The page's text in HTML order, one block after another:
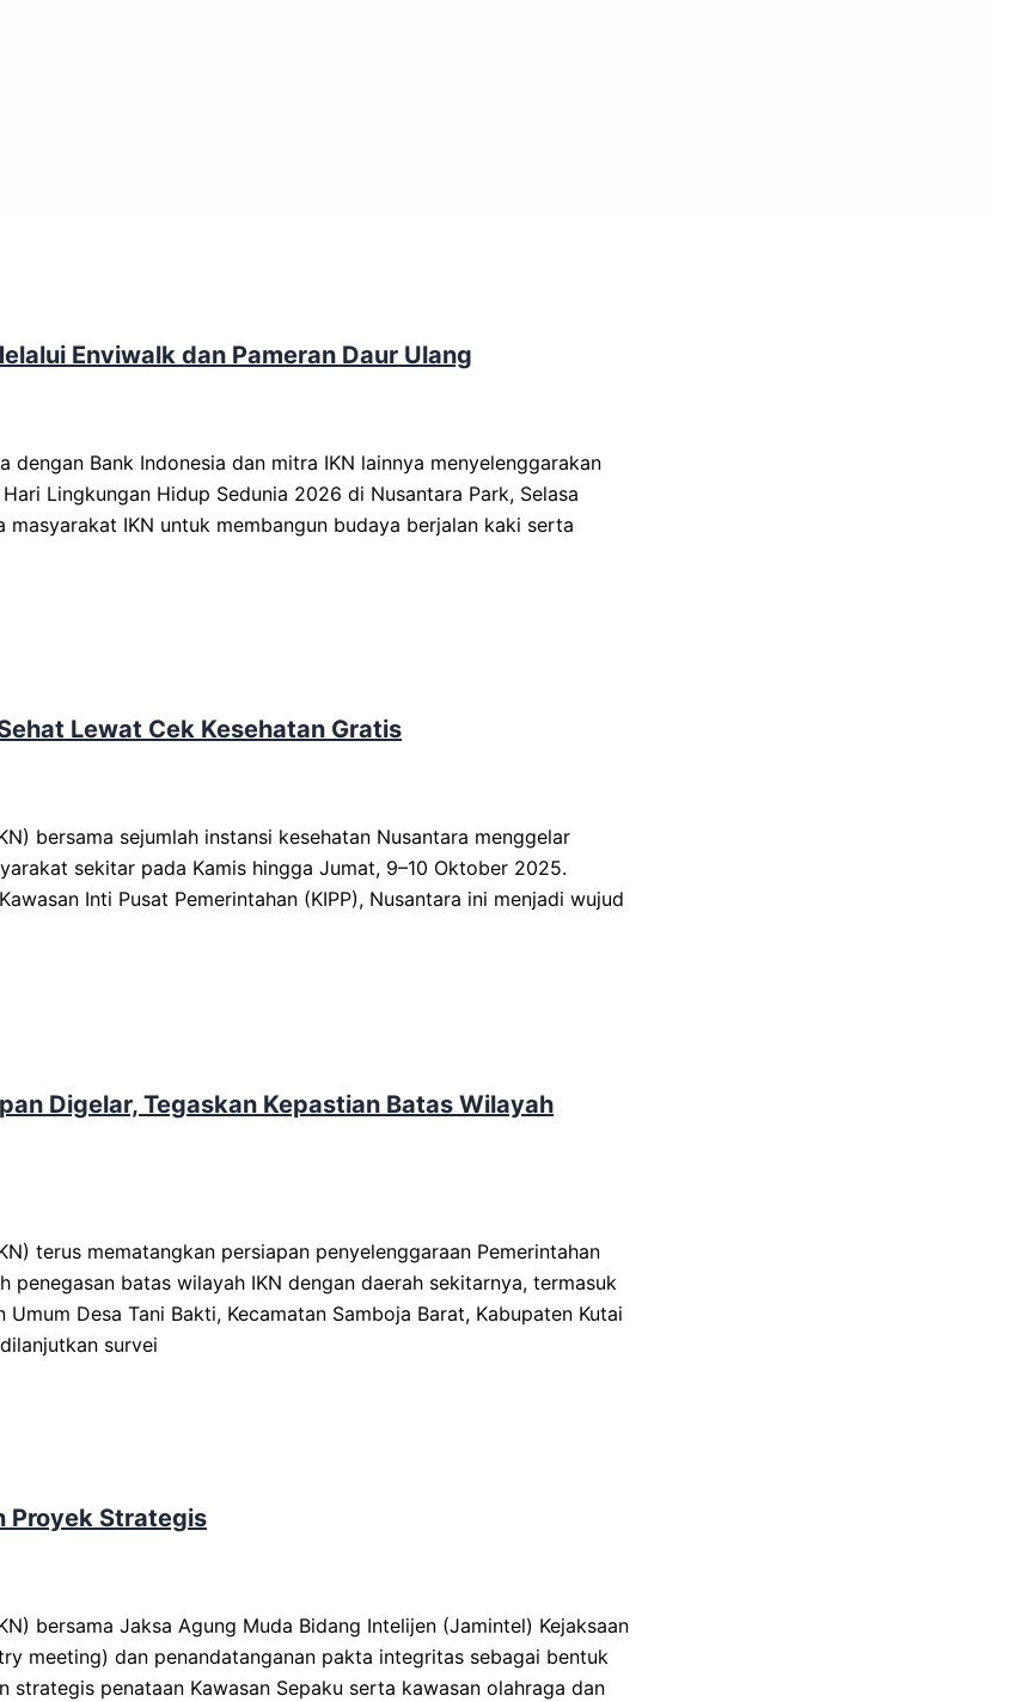
Enviwalk dan Pameran Daur Ulang
dengan Bank Indonesia dan mitra IKN lainnya menyelenggarakan
Lingkungan Hidup Sedunia 2026 di Nusantara Park, Selasa
IKN untuk membangun budaya berjalan kaki serta
Lewat Cek Kesehatan Gratis
bersama sejumlah instansi kesehatan Nusantara menggelar
sekitar pada Kamis hingga Jumat, 9–10 Oktober 2025.
Inti Pusat Pemerintahan (KIPP), Nusantara ini menjadi wujud
Digelar, Tegaskan Kepastian Batas Wilayah
terus mematangkan persiapan penyelenggaraan Pemerintahan
penegasan batas wilayah IKN dengan daerah sekitarnya, termasuk
Desa Tani Bakti, Kecamatan Samboja Barat, Kabupaten Kutai
survei
Proyek Strategis
bersama Jaksa Agung Muda Bidang Intelijen (Jamintel) Kejaksaan
meeting) dan penandatanganan pakta integritas sebagai bentuk
penataan Kawasan Sepaku serta kawasan olahraga dan